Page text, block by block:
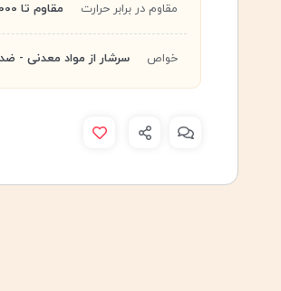
مقاوم در برابر حرارت مقاوم تا 1000درجه سانتیگراد
خواص سرشار از مواد معدنی -